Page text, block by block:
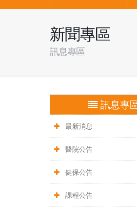
新聞專區
訊息專區
訊息專
最新消息
醫院公告
健保公告
課程公告